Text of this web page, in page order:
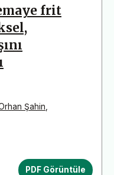
frit
Şahin
PDF Görüntüle